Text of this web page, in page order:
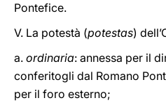
Pontefice.
V. La potestà (potestas)
a. ordinaria: annessa per il
conferitogli dal Romano
per il foro esterno;